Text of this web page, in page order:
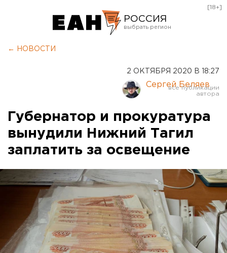
РОССИЯ
Курган
Оренбург
[18+]
← НОВОСТИ
2 ОКТЯБРЯ 2020 В 18:27
Сергей Беляев
Губернатор и прокуратура
вынудили Нижний Тагил
заплатить за освещение